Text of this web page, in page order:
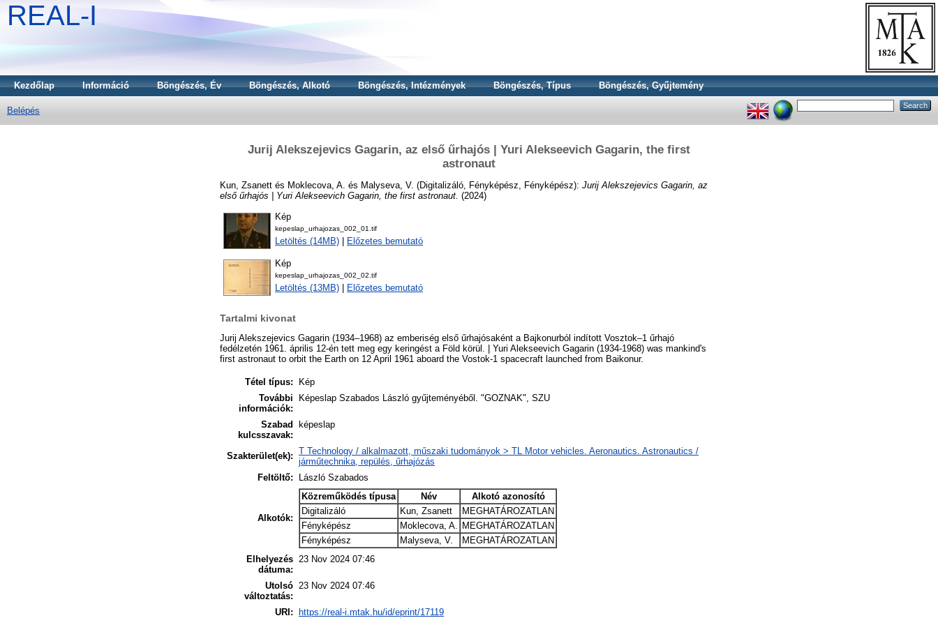
REAL-I
Kezdőlap Információ Böngészés, Év Böngészés, Alkotó Böngészés, Intézmények Böngészés, Típus Böngészés, Gyűjtemény
Belépés
Jurij Alekszejevics Gagarin, az első űrhajós | Yuri Alekseevich Gagarin, the first
astronaut
Kun, Zsanett és Moklecova, A. és Malyseva, V. (Digitalizáló, Fényképész, Fényképész): Jurij Alekszejevics Gagarin, az
első űrhajós | Yuri Alekseevich Gagarin, the first astronaut. (2024)
Kép
kepeslap_urhajozas_002_01.tif
Letöltés (14MB) Előzetes bemutató
Kép
kepeslap_urhajozas_002_02.tif
Letöltés (13MB) Előzetes bemutató
Tartalmi kivonat
Jurij Alekszejevics Gagarin (1934–1968) az emberiség első űrhajósaként a Bajkonurból indított Vosztok–1 űrhajó
fedélzetén 1961. április 12-én tett meg egy keringést a Föld körül. | Yuri Alekseevich Gagarin (1934-1968) was mankind's
first astronaut to orbit the Earth on 12 April 1961 aboard the Vostok-1 spacecraft launched from Baikonur.
Tétel típus:
Kép
További
információk:
Képeslap Szabados László gyűjteményéből. "GOZNAK", SZU
Szabad
kulcsszavak:
képeslap
Szakterület(ek): T Technology / alkalmazott, műszaki tudományok > TL Motor vehicles. Aeronautics. Astronautics /
járműtechnika, repülés, űrhajózás
Feltöltő:
László Szabados
Alkotók:
Közreműködés típusa Név
Alkotó azonosító
Digitalizáló
Kun, Zsanett
MEGHATÁROZATLAN
Fényképész
Moklecova, A.
MEGHATÁROZATLAN
Fényképész
Malyseva, V.
MEGHATÁROZATLAN
Elhelyezés
dátuma:
23 Nov 2024 07:46
Utolsó
változtatás:
23 Nov 2024 07:46
URI: https://real-i.mtak.hu/id/eprint/17119